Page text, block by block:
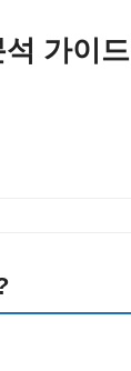
가이드